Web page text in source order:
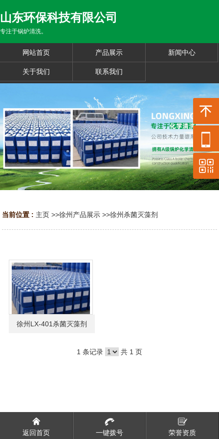
山东环保科技有限公司
专注于锅炉清洗。
网站首页 产品展示 新闻中心
关于我们 联系我们
当前位置 : 主页 >>徐州产品展示 >>徐州杀菌灭藻剂
徐州LX-401杀菌灭藻剂
1 条记录 共 1 页
返回首页 一键拨号 荣誉资质